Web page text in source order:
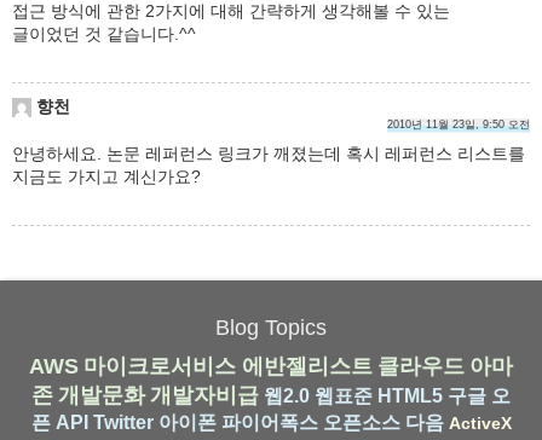
접근 방식에 관한 2가지에 대해 간략하게 생각해볼 수 있는
글이었던 것 같습니다.^^
향천
2010년 11월 23일, 9:50 오전
안녕하세요. 논문 레퍼런스 링크가 깨졌는데 혹시 레퍼런스 리스트를
지금도 가지고 계신가요?
Blog Topics
AWS 마이크로서비스 에반젤리스트 클라우드 아마
존 개발문화 개발자비급 웹2.0 웹표준 HTML5 구글 오
픈 API Twitter 아이폰 파이어폭스 오픈소스 다음 ActiveX